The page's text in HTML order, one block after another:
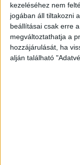
kezeléséhez nem
jogában áll tiltakozni
beállításai csak erre
megváltoztathatja a
hozzájárulását, ha
alján található
asztalok is
Két szakasz
Az első a 12,3